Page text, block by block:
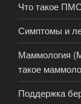
Что такое
Симптомы и
Маммология
такое
Поддержка